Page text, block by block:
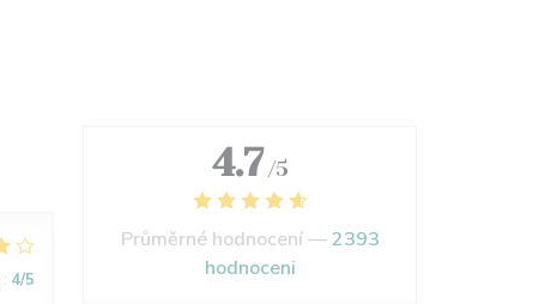
: 4/5
4.7 /5
Průměrné hodnocení —2393
hodnoceni